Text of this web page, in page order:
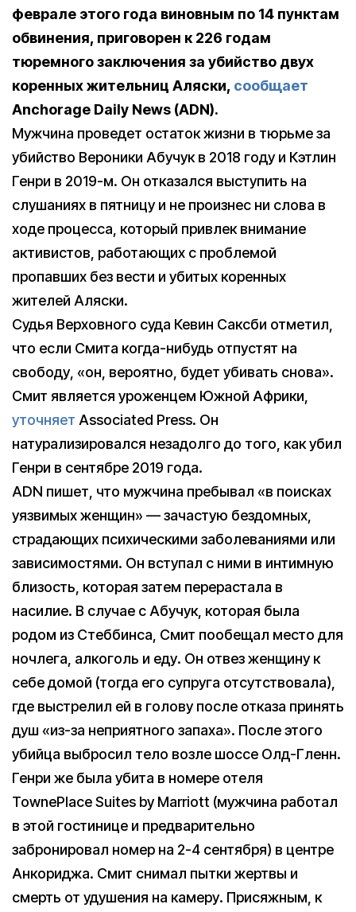
феврале этого года виновным по 14 пунктам
обвинения, приговорен к 226 годам
тюремного заключения за убийство двух
коренных жительниц Аляски, сообщает
Anchorage Daily News (ADN).
Мужчина проведет остаток жизни в тюрьме за
убийство Вероники Абучук в 2018 году и Кэтлин
Генри в 2019-м. Он отказался выступить на
слушаниях в пятницу и не произнес ни слова в
ходе процесса, который привлек внимание
активистов, работающих с проблемой
пропавших без вести и убитых коренных
жителей Аляски.
Судья Верховного суда Кевин Саксби отметил,
что если Смита когда-нибудь отпустят на
свободу, «он, вероятно, будет убивать снова».
Смит является уроженцем Южной Африки,
уточняет Associated Press. Он
натурализировался незадолго до того, как убил
Генри в сентябре 2019 года.
ADN пишет, что мужчина пребывал «в поисках
уязвимых женщин» — зачастую бездомных,
страдающих психическими заболеваниями или
зависимостями. Он вступал с ними в интимную
близость, которая затем перерастала в
насилие. В случае с Абучук, которая была
родом из Стеббинса, Смит пообещал место для
ночлега, алкоголь и еду. Он отвез женщину к
себе домой (тогда его супруга отсутствовала),
где выстрелил ей в голову после отказа принять
душ «из-за неприятного запаха». После этого
убийца выбросил тело возле шоссе Олд-Гленн.
Генри же была убита в номере отеля
TownePlace Suites by Marriott (мужчина работал
в этой гостинице и предварительно
забронировал номер на 2-4 сентября) в центре
Анкориджа. Смит снимал пытки жертвы и
смерть от удушения на камеру. Присяжным, к